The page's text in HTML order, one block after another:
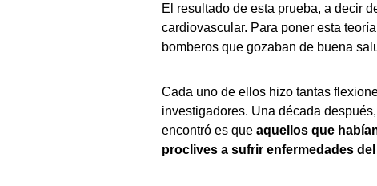
El resultado de esta prueba, a decir
cardiovascular. Para poner esta
bomberos que gozaban de buena
Cada uno de ellos hizo tantas
investigadores. Una década
encontró es que aquellos que
proclives a sufrir enfermedades